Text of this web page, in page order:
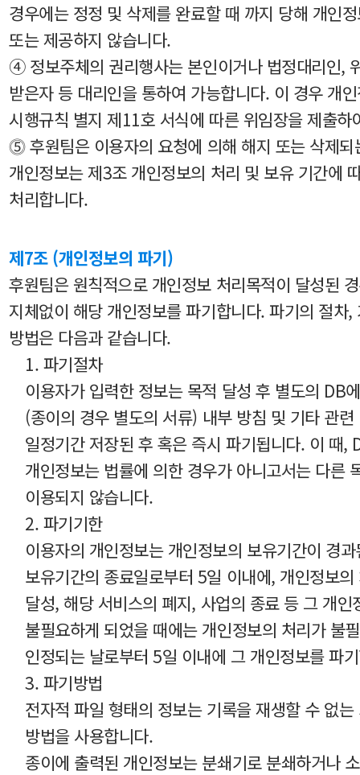
경우에는 정정 및 삭제를 완료할 때 까지 당해 개인
또는 제공하지 않습니다.
④ 정보주체의 권리행사는 본인이거나 법정대리인,
받은자 등 대리인을 통하여 가능합니다. 이 경우 개
시행규칙 별지 제11호 서식에 따른 위임장을 제출하
⓹ 후원팀은 이용자의 요청에 의해 해지 또는 삭제되
개인정보는 제3조 개인정보의 처리 및 보유 기간에
처리합니다.
제7조 (개인정보의 파기)
후원팀은 원칙적으로 개인정보 처리목적이 달성된
지체없이 해당 개인정보를 파기합니다. 파기의 절차,
방법은 다음과 같습니다.
1. 파기절차
이용자가 입력한 정보는 목적 달성 후 별도의 DB
(종이의 경우 별도의 서류) 내부 방침 및 기타 관
일정기간 저장된 후 혹은 즉시 파기됩니다. 이 때,
개인정보는 법률에 의한 경우가 아니고서는 다른
이용되지 않습니다.
2. 파기기한
이용자의 개인정보는 개인정보의 보유기간이 경
보유기간의 종료일로부터 5일 이내에, 개인정보
달성, 해당 서비스의 폐지, 사업의 종료 등 그 개인
불필요하게 되었을 때에는 개인정보의 처리가 불
인정되는 날로부터 5일 이내에 그 개인정보를 파
3. 파기방법
전자적 파일 형태의 정보는 기록을 재생할 수 없는
방법을 사용합니다.
종이에 출력된 개인정보는 분쇄기로 분쇄하거나